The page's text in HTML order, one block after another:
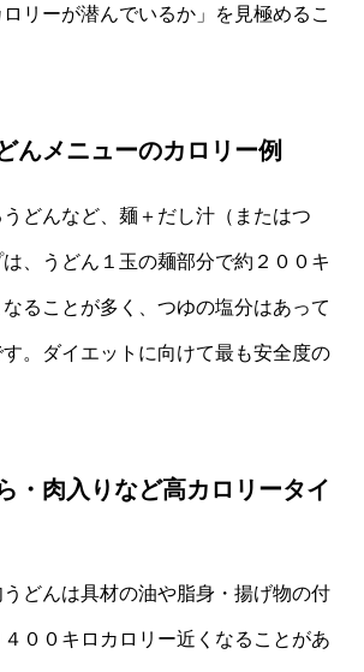
リーが潜んでいるか」を見極めるこ
んメニューのカロリー例
どんなど、麺＋だし汁（またはつ
、うどん１玉の麺部分で約２００キ
ることが多く、つゆの塩分はあって
。ダイエットに向けて最も安全度の
・肉入りなど高カロリータイ
どんは具材の油や脂身・揚げ物の付
００キロカロリー近くなることがあ